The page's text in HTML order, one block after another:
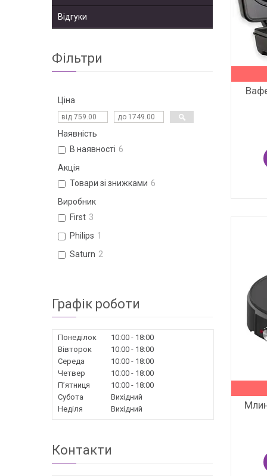
Відгуки
Фільтри
Ціна
Наявність
В наявності 6
Акція
Товари зі знижками 6
Виробник
First 3
Philips 1
Saturn 2
Графік роботи
Понеділок 10:00
18:00
Вівторок
10:00
18:00
Середа
10:00
18:00
Четвер
10:00
18:00
Пʼятниця
10:00
18:00
Субота
Вихідний
Неділя
Вихідний
Контакти